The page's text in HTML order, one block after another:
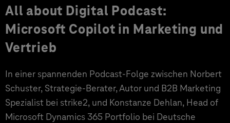
All about Digital Podcast:
Microsoft Copilot in Marketing und
Vertrieb
In einer spannenden Podcast-Folge zwischen Norbert
Schuster, Strategie-Berater, Autor und B2B Marketing
Spezialist bei strike2, und Konstanze Dehlan, Head of
Microsoft Dynamics 365 Portfolio bei Deutsche